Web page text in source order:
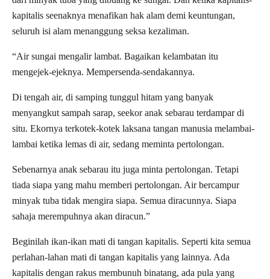
kapitalis seenaknya menafikan hak alam demi keuntungan,
seluruh isi alam menanggung seksa kezaliman.
“Air sungai mengalir lambat. Bagaikan kelambatan itu
mengejek-ejeknya. Mempersenda-sendakannya.
Di tengah air, di samping tunggul hitam yang banyak
menyangkut sampah sarap, seekor anak sebarau terdampar di
situ. Ekornya terkotek-kotek laksana tangan manusia melambai-
lambai ketika lemas di air, sedang meminta pertolongan.
Sebenarnya anak sebarau itu juga minta pertolongan. Tetapi
tiada siapa yang mahu memberi pertolongan. Air bercampur
minyak tuba tidak mengira siapa. Semua diracunnya. Siapa
sahaja merempuhnya akan diracun.”
Beginilah ikan-ikan mati di tangan kapitalis. Seperti kita semua
perlahan-lahan mati di tangan kapitalis yang lainnya. Ada
kapitalis dengan rakus membunuh binatang, ada pula yang